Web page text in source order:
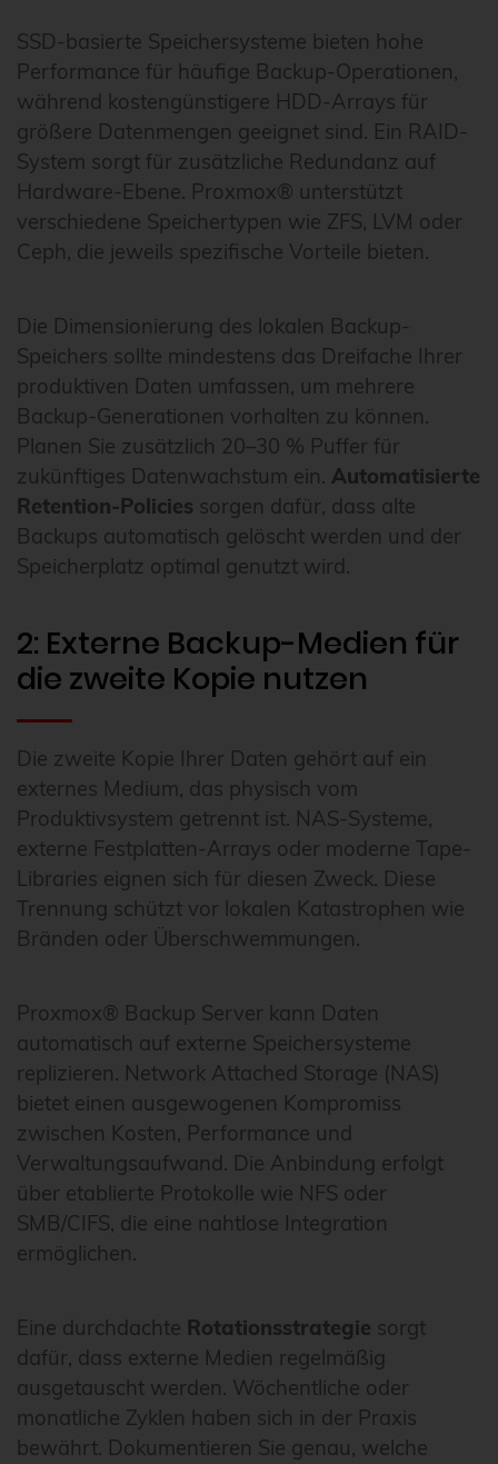
SSD-basierte Speichersysteme bieten hohe
Performance für häufige Backup-Operationen,
während kostengünstigere HDD-Arrays für
größere Datenmengen geeignet sind. Ein RAID-
System sorgt für zusätzliche Redundanz auf
Hardware-Ebene. Proxmox® unterstützt
verschiedene Speichertypen wie ZFS, LVM oder
Ceph, die jeweils spezifische Vorteile bieten.
Die Dimensionierung des lokalen Backup-
Speichers sollte mindestens das Dreifache Ihrer
produktiven Daten umfassen, um mehrere
Backup-Generationen vorhalten zu können.
Planen Sie zusätzlich 20–30 % Puffer für
zukünftiges Datenwachstum ein. Automatisierte
Retention-Policies sorgen dafür, dass alte
Backups automatisch gelöscht werden und der
Speicherplatz optimal genutzt wird.
2: Externe Backup-Medien für
die zweite Kopie nutzen
Die zweite Kopie Ihrer Daten gehört auf ein
externes Medium, das physisch vom
Produktivsystem getrennt ist. NAS-Systeme,
externe Festplatten-Arrays oder moderne Tape-
Libraries eignen sich für diesen Zweck. Diese
Trennung schützt vor lokalen Katastrophen wie
Bränden oder Überschwemmungen.
Proxmox® Backup Server kann Daten
automatisch auf externe Speichersysteme
replizieren. Network Attached Storage (NAS)
bietet einen ausgewogenen Kompromiss
zwischen Kosten, Performance und
Verwaltungsaufwand. Die Anbindung erfolgt
über etablierte Protokolle wie NFS oder
SMB/CIFS, die eine nahtlose Integration
ermöglichen.
Eine durchdachte Rotationsstrategie sorgt
dafür, dass externe Medien regelmäßig
ausgetauscht werden. Wöchentliche oder
monatliche Zyklen haben sich in der Praxis
bewährt. Dokumentieren Sie genau, welche